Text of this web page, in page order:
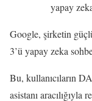
yapay
Google, şirketin
3’ü yapay zeka
Bu, kullanıcıların
asistanı